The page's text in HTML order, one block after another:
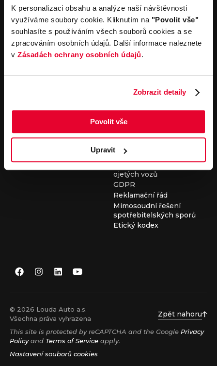
K personalizaci obsahu a analýze naší návštěvnosti
využíváme soubory cookie. Kliknutím na "Povolit vše"
souhlasíte s používáním všech souborů cookies a se
zpracováním osobních údajů. Další informace naleznete
v Zásadách ochrany osobních údajů.
Zobrazit detaily
Povolit vše
Upravit
Autopůjčovna
Operativní leasing
Louda Auto+ Poděbrady
Obytné vozy
Novinky
Kariéra
Servisní služby
Servis
Důležité odkazy
Cookies
Všeobecné obchodní
podmínky pro online
vozidel
Všeobecné obchodní
podmínky pro provádění
servisních prací
Všeobecné obchodní
podmínky při nákupu
ojetých vozů
GDPR
Reklamační řád
Mimosoudní řešení
spotřebitelských sporů
Etický kodex
© 2026 Louda Auto a.s.
Všechna práva vyhrazena
Zpět nahoru
This site is protected by reCAPTCHA and the Google Privacy
Policyand Terms of Service apply.
Nastavení souborů cookies